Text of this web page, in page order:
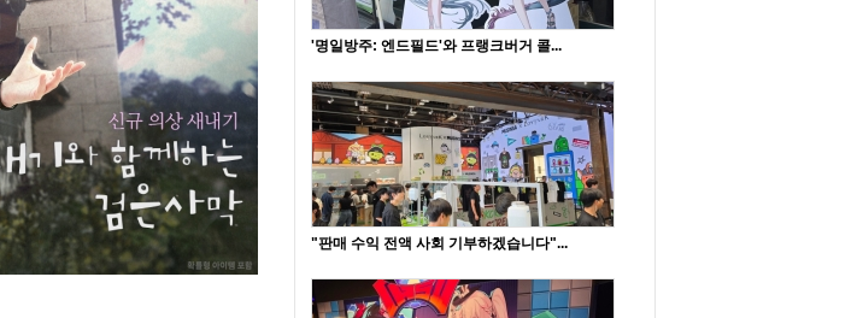
'명일방주: 엔드필드'와 프랭크버거 콜...
"판매 수익 전액 사회 기부하겠습니다"...